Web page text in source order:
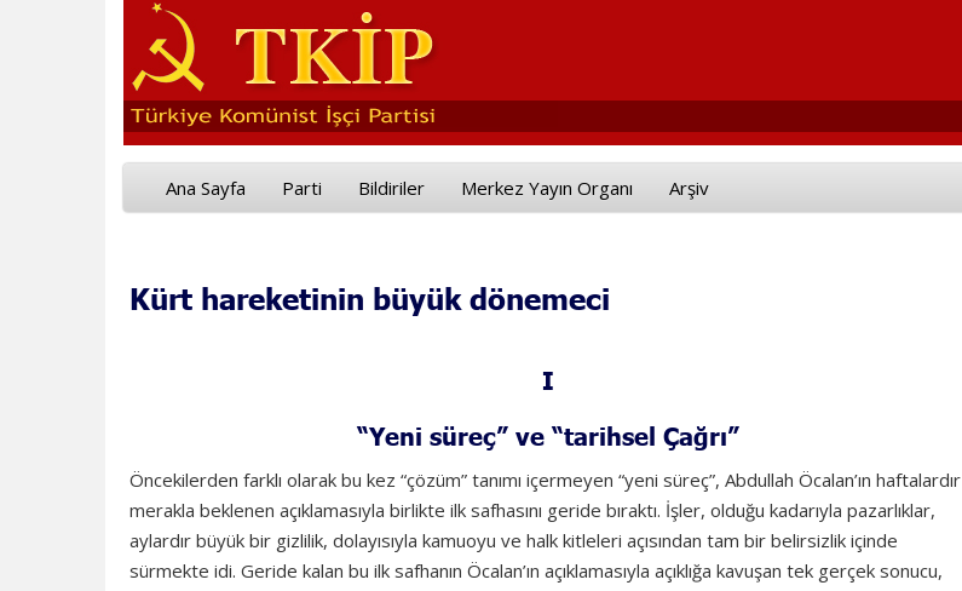
Ana Sayfa Parti Bildiriler Merkez Yayın Organı Arşiv
Kürt hareketinin büyük dönemeci
I
“Yeni süreç” ve “tarihsel Çağrı”
Öncekilerden farklı olarak bu kez “çözüm” tanımı içermeyen “yeni süreç”, Abdullah Öcalan’ın haftalardır
merakla beklenen açıklamasıyla birlikte ilk safhasını geride bıraktı. İşler, olduğu kadarıyla pazarlıklar,
aylardır büyük bir gizlilik, dolayısıyla kamuoyu ve halk kitleleri açısından tam bir belirsizlik içinde
sürmekte idi. Geride kalan bu ilk safhanın Öcalan’ın açıklamasıyla açıklığa kavuşan tek gerçek sonucu,